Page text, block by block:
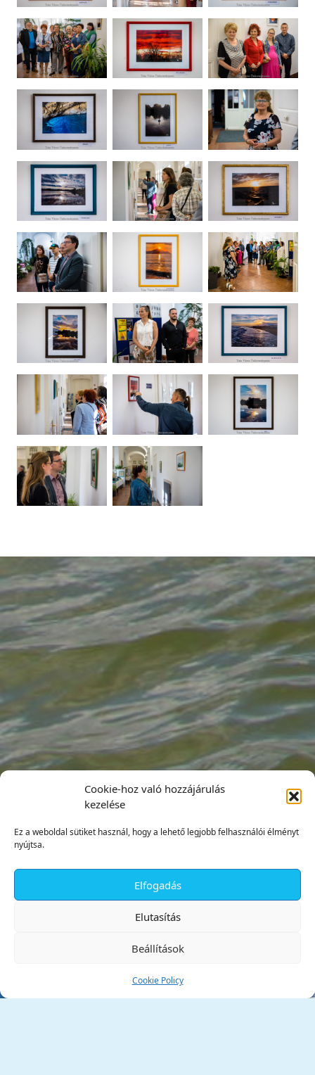
Cookie-hoz való hozzájárulás
kezelése
Ez a weboldal sütiket használ, hogy a lehető legjobb felhasználói élményt
nyújtsa.
Elfogadás
Elutasítás
Beállítások
Cookie Policy
Tata Város Önkormányzata
✕